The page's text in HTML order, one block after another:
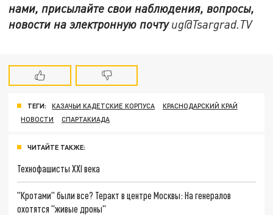
нами, присылайте свои наблюдения, вопросы,
новости на электронную почтуug@Tsargrad.TV
ТЕГИ: КАЗАЧЬИ КАДЕТСКИЕ КОРПУСА
КРАСНОДАРСКИЙ КРАЙ
НОВОСТИ
СПАРТАКИАДА
ЧИТАЙТЕ ТАКЖЕ:
Технофашисты XXI века
"Кротами" были все? Теракт в центре Москвы: На генералов
охотятся "живые дроны"